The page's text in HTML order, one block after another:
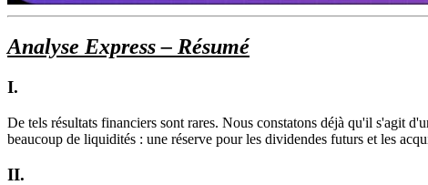
Analyse Express – Résumé
I.
De tels résultats financiers sont rares. Nous constatons déjà qu'il s'agit
beaucoup de liquidités : une réserve pour les dividendes futurs et les
II.